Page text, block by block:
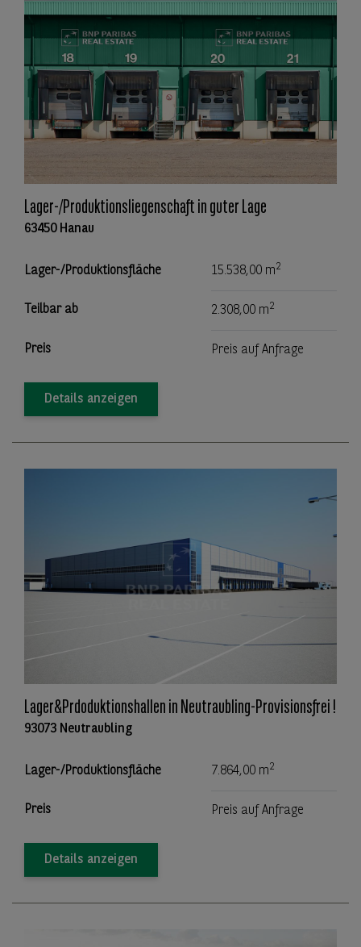
Lager-/Produktionsliegenschaft in guter Lage
63450 Hanau
Lager-/Produktionsfläche 15.538,00 m2
Teilbar ab 2.308,00 m2
Preis Preis auf Anfrage
Details anzeigen
Lager&Prdoduktionshallen in Neutraubling-Provisionsfrei !
93073 Neutraubling
Lager-/Produktionsfläche 7.864,00 m2
Preis Preis auf Anfrage
Details anzeigen